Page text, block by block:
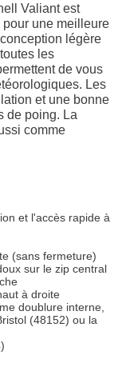
Valiant est
une meilleure
légère
les
de vous
Les
et une bonne
de poing. La
comme
et l'accès rapide à
(sans fermeture)
sur le zip central
à droite
doublure interne,
(48152) ou la